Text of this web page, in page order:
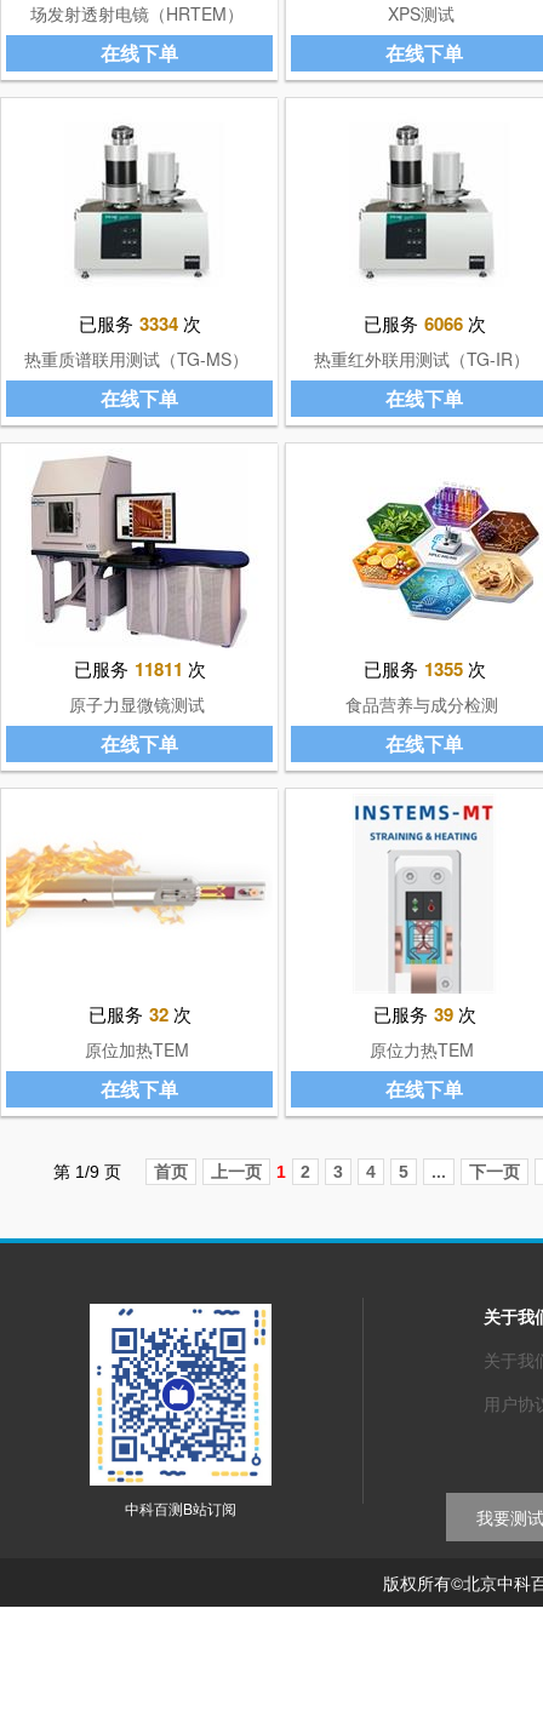
场发射透射电镜（HRTEM）
在线下单
XPS测试
在线下单
已服务 3334次
热重质谱联用测试（TG-MS）
在线下单
已服务 6066次
热重红外联用测试（TG-IR）
在线下单
已服务 11811 次
原子力显微镜测试
在线下单
已服务 1355次
食品营养与成分检测
在线下单
已服务 32次
原位加热TEM
在线下单
已服务 39次
原位力热TEM
在线下单
第 1/9 页 首页 上一页 1 2 3 4 5 ... 下一页
中科百测B站订阅
关于我
关于我
用户协
我要测试
版权所有©北京中科